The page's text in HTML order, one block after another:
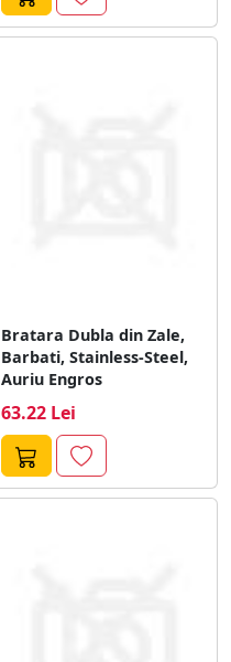
Bratara Dubla din Zale,
Barbati, Stainless-Steel,
Auriu Engros
63.22 Lei